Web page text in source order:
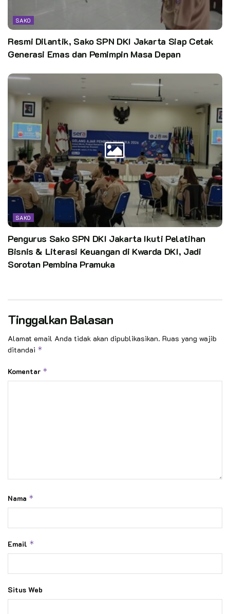
SAKO
Resmi Dilantik, Sako SPN DKI Jakarta Siap Cetak
Generasi Emas dan Pemimpin Masa Depan
SAKO
Pengurus Sako SPN DKI Jakarta Ikuti Pelatihan
Bisnis & Literasi Keuangan di Kwarda DKI, Jadi
Sorotan Pembina Pramuka
Tinggalkan Balasan
Alamat email Anda tidak akan dipublikasikan. Ruas yang wajib
ditandai *
Komentar *
Nama *
Email *
Situs Web